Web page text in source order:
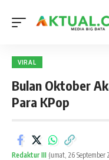
VIRAL
Bulan Oktober
Para KPop
Redaktur III Jumat, 26 September